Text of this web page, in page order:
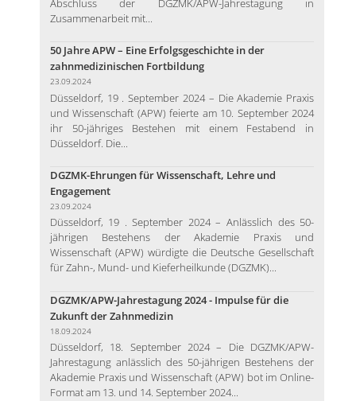
Abschluss der DGZMK/APW-Jahrestagung in
Zusammenarbeit mit...
50 Jahre APW – Eine Erfolgsgeschichte in der
zahnmedizinischen Fortbildung
23.09.2024
Düsseldorf, 19 . September 2024 – Die Akademie Praxis
und Wissenschaft (APW) feierte am 10. September 2024
ihr 50-jähriges Bestehen mit einem Festabend in
Düsseldorf. Die...
DGZMK-Ehrungen für Wissenschaft, Lehre und
Engagement
23.09.2024
Düsseldorf, 19 . September 2024 – Anlässlich des 50-
jährigen Bestehens der Akademie Praxis und
Wissenschaft (APW) würdigte die Deutsche Gesellschaft
für Zahn-, Mund- und Kieferheilkunde (DGZMK)...
DGZMK/APW-Jahrestagung 2024 - Impulse für die
Zukunft der Zahnmedizin
18.09.2024
Düsseldorf, 18. September 2024 – Die DGZMK/APW-
Jahrestagung anlässlich des 50-jährigen Bestehens der
Akademie Praxis und Wissenschaft (APW) bot im Online-
Format am 13. und 14. September 2024...